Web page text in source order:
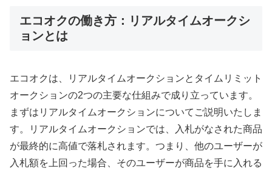
エコオクの働き方：リアルタイムオークシ
ョンとは
エコオクは、リアルタイムオークションとタイムリミット
オークションの2つの主要な仕組みで成り立っています。
まずはリアルタイムオークションについてご説明いたしま
す。リアルタイムオークションでは、入札がなされた商品
が最終的に高値で落札されます。つまり、他のユーザーが
入札額を上回った場合、そのユーザーが商品を手に入れる